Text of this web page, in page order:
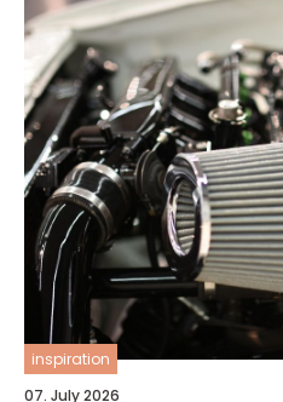
inspiration
07. July 2026